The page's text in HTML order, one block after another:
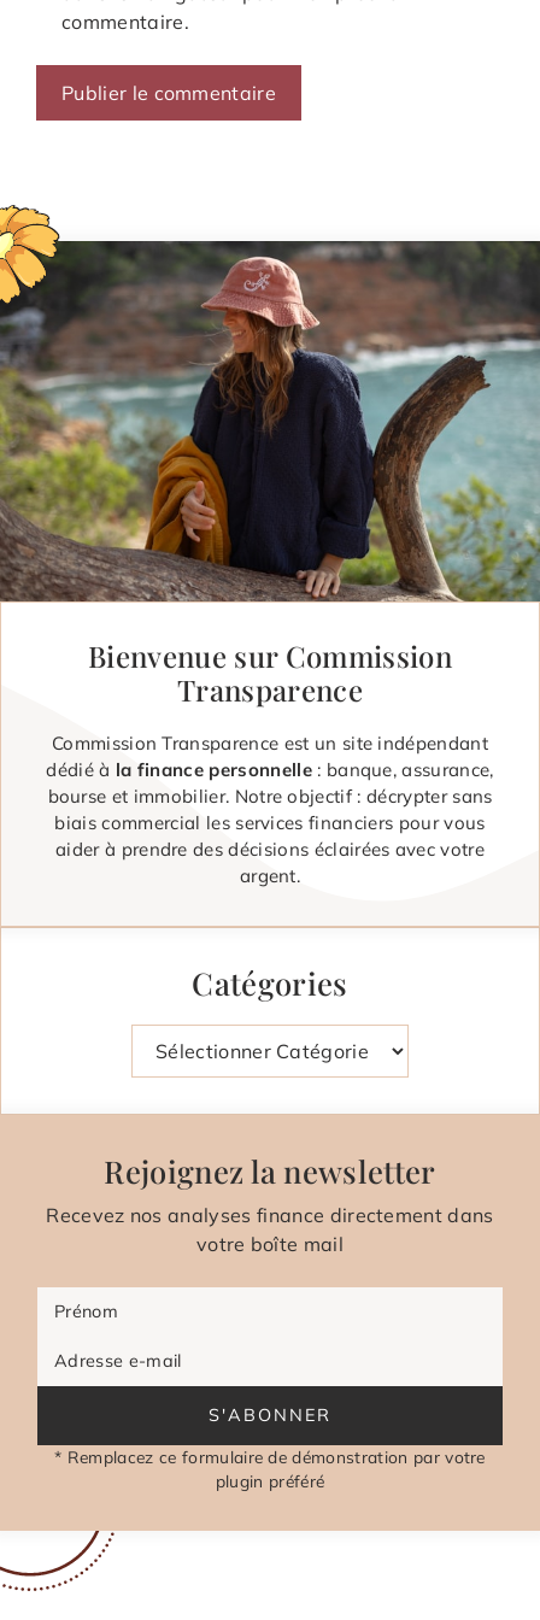
commentaire.
Bienvenue sur Commission
Transparence
Commission Transparence est un site indépendant
dédié à la finance personnelle: banque, assurance,
bourse et immobilier. Notre objectif : décrypter sans
biais commercial les services financiers pour vous
aider à prendre des décisions éclairées avec votre
argent.
Catégories
Rejoignez la newsletter
Recevez nos analyses finance directement dans
votre boîte mail
Prénom
Adresse e-mail
S'ABONNER
* Remplacez ce formulaire de démonstration par votre
plugin préféré